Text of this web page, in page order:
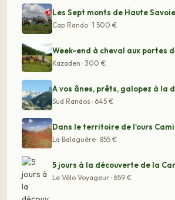
Cap Rando · 1 500 €
Week-end à cheval aux portes
Kazaden · 300 €
Sud Randos · 645 €
Dans le territoire de l'ours
La Balaguère · 855 €
5 jours à la découverte de la
Le Vélo Voyageur · 659 €